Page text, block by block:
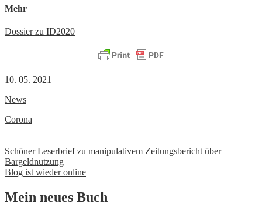
Mehr
Dossier zu ID2020
10. 05. 2021
News
Corona
Beitrags-
Navigation
Schöner Leserbrief zu manipulativem Zeitungsbericht über
Bargeldnutzung
Blog ist wieder online
Mein neues Buch